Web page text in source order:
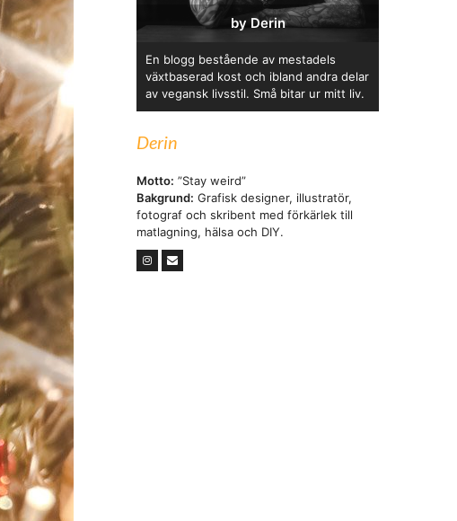
by Derin
En blogg bestående av mestadels
växtbaserad kost och ibland andra delar
av vegansk livsstil. Små bitar ur mitt liv.
Derin
Motto: ”Stay weird”
Bakgrund: Grafisk designer, illustratör,
fotograf och skribent med förkärlek till
matlagning, hälsa och DIY.